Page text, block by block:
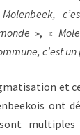
Molenbeek,
», «
c’est
et
ont